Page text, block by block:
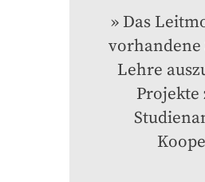
Das
vorhandene
Lehre